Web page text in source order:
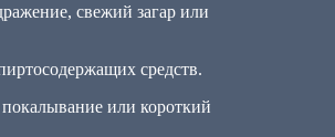
свежий загар или
средств.
или короткий